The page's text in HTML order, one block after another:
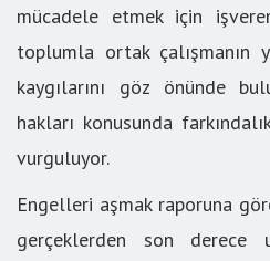
mücadele etmek için
toplumla ortak çalışmanın
kaygılarını göz önünde
hakları konusunda
vurguluyor.
Engelleri aşmak raporuna
gerçeklerden son derece